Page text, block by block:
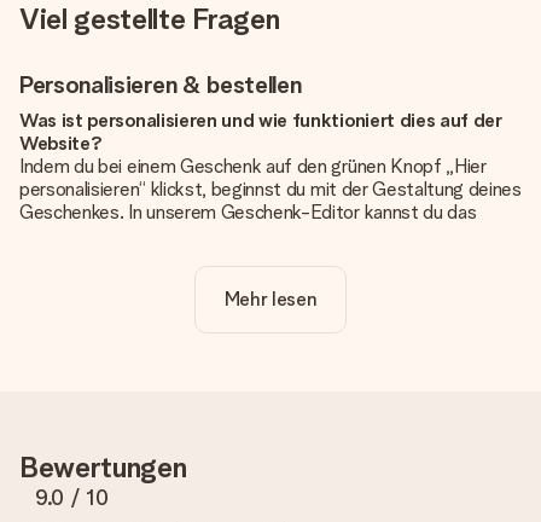
Viel gestellte Fragen
Personalisieren & bestellen
Was ist personalisieren und wie funktioniert dies auf der
Website?
Indem du bei einem Geschenk auf den grünen Knopf „Hier
personalisieren“ klickst, beginnst du mit der Gestaltung deines
Geschenkes. In unserem Geschenk-Editor kannst du das
noch eines unserer angebotenen Designs, um deinem
Geschenk die perfekte Ausstrahlung zu verleihen.
Wir möchten sicherstellen, dass du mit deinem Geschenk
rundum zufrieden bist. Deshalb ist es wichtig, qualitativ
hochwertige Fotos zu verwenden. Wenn du dir nicht sicher
Mehr lesen
Bewertungen
9.0 / 10